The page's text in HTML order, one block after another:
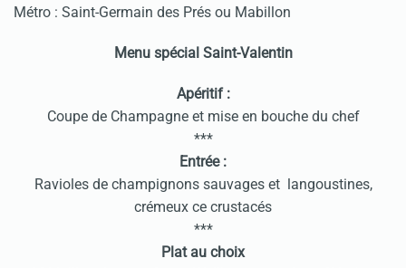
Métro : Saint-Germain des Prés ou Mabillon
Menu spécial Saint-Valentin
Apéritif :
Coupe de Champagne et mise en bouche du chef
***
Entrée :
Ravioles de champignons sauvages et langoustines,
crémeux ce crustacés
***
Plat au choix